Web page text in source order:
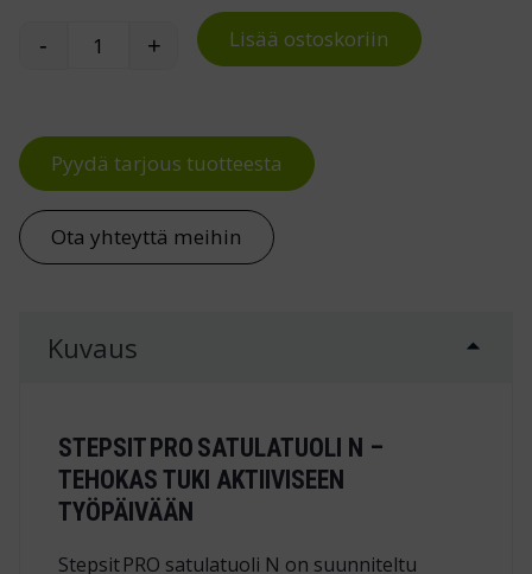
Stepsit PRO satulatuoli N määrä
- + Lisää ostoskoriin
Pyydä tarjous tuotteesta
Ota yhteyttä meihin
Kuvaus
STEPSIT PRO SATULATUOLI N –
TEHOKAS TUKI AKTIIVISEEN
TYÖPÄIVÄÄN
Stepsit PRO satulatuoli N on suunniteltu